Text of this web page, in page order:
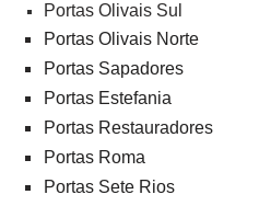
Portas Olivais Sul
Portas Olivais Norte
Portas Sapadores
Portas Estefania
Portas Restauradores
Portas Roma
Portas Sete Rios